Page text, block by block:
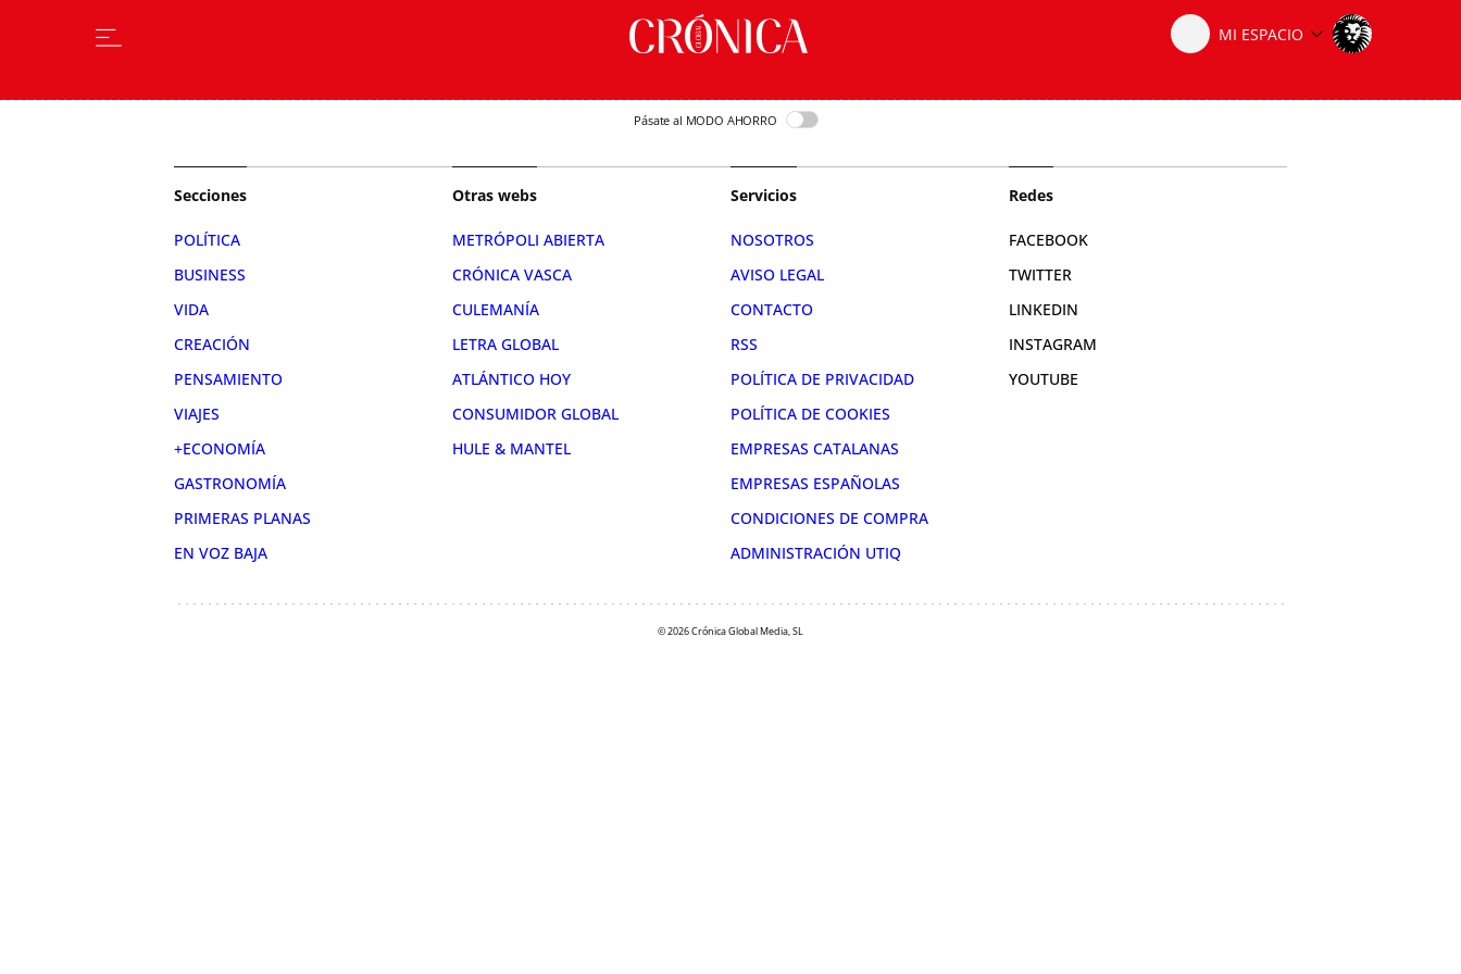
Pásate al MODO AHORRO
Secciones
POLÍTICA
BUSINESS
VIDA
CREACIÓN
PENSAMIENTO
VIAJES
+ECONOMÍA
GASTRONOMÍA
PRIMERAS PLANAS
EN VOZ BAJA
Otras webs
METRÓPOLI ABIERTA
CRÓNICA VASCA
CULEMANÍA
LETRA GLOBAL
ATLÁNTICO HOY
CONSUMIDOR GLOBAL
HULE & MANTEL
Servicios
NOSOTROS
AVISO LEGAL
CONTACTO
RSS
POLÍTICA DE PRIVACIDAD
POLÍTICA DE COOKIES
EMPRESAS CATALANAS
EMPRESAS ESPAÑOLAS
CONDICIONES DE COMPRA
ADMINISTRACIÓN UTIQ
Redes
FACEBOOK
TWITTER
LINKEDIN
INSTAGRAM
YOUTUBE
© 2026 Crónica Global Media, SL